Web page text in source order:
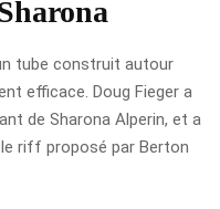
tube construit autour
efficace. Doug Fieger a
de Sharona Alperin, et a
riff proposé par Berton